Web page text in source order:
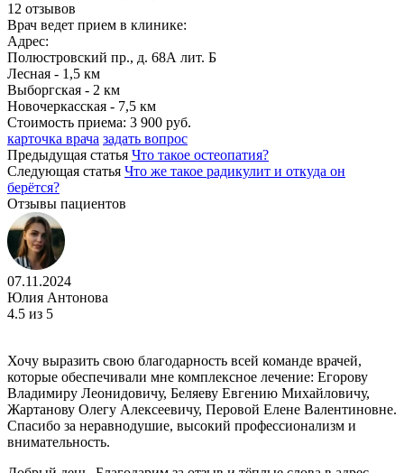
12 отзывов
Врач ведет прием в клинике:
Адрес:
Полюстровский пр., д. 68А лит. Б
Лесная - 1,5 км
Выборгская - 2 км
Новочеркасская - 7,5 км
Стоимость приема: 3 900 руб.
карточка врача задать вопрос
Предыдущая статья Что такое остеопатия?
Следующая статья Что же такое радикулит и откуда он
берётся?
Отзывы пациентов
07.11.2024
Юлия Антонова
4.5 из 5
Хочу выразить свою благодарность всей команде врачей,
которые обеспечивали мне комплексное лечение: Егорову
Владимиру Леонидовичу, Беляеву Евгению Михайловичу,
Жартанову Олегу Алексеевичу, Перовой Елене Валентиновне.
Спасибо за неравнодушие, высокий профессионализм и
внимательность.